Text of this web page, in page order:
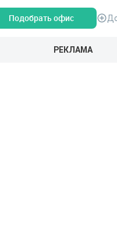
Подобрать офис
РЕКЛАМА